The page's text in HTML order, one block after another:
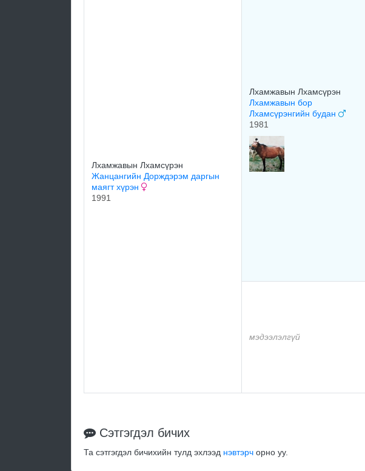
Лхамжавын Лхамсүрэн
Жанцангийн Дорждэрэм даргын
маягт хүрэн
1991
Лхамжавын Лхамсүрэн
Лхамжавын бор
Лхамсүрэнгийн будан
1981
мэдээлэлгүй
Сэтгэгдэл бичих
Та сэтгэгдэл бичихийн тулд эхлээд нэвтэрч орно уу.